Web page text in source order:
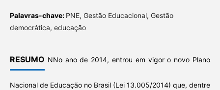
Palavras-chave: PNE, Gestão Educacional, Gestão
democrática, educação
RESUMO NNo ano de 2014, entrou em vigor o novo Plano
Nacional de Educação no Brasil (Lei 13.005/2014) que, dentre